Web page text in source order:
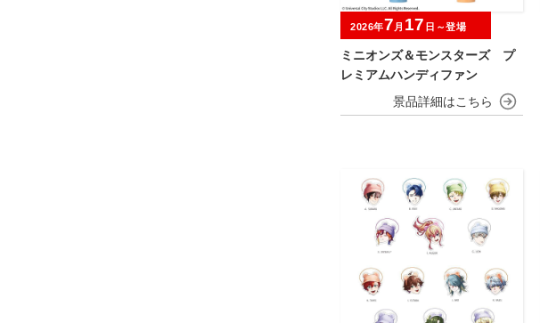
ミニオンズ＆モンスターズ プ
レミアムハンディファン
2026年7 月 17 日～登場